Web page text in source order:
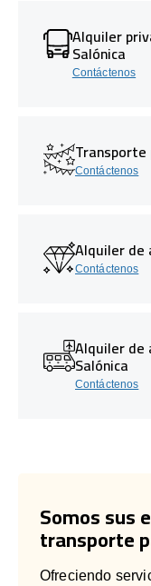
Alquiler
Salónica
Contáctenos
Contáctenos
Alquiler de
Contáctenos
Alquiler de
Salónica
Contáctenos
Somos sus
transporte
Ofreciendo